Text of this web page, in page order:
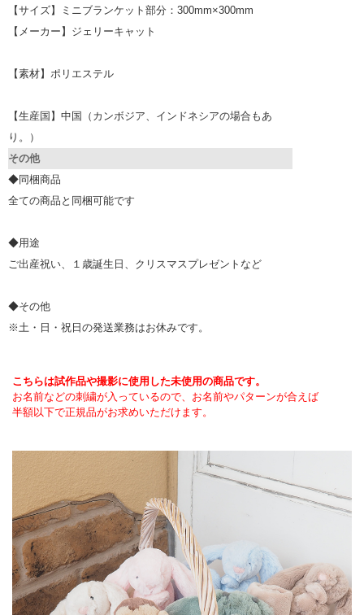
【サイズ】ミニブランケット部分：300mm×300mm
【メーカー】ジェリーキャット
【素材】ポリエステル
【生産国】中国（カンボジア、インドネシアの場合もあ
り。）
その他
◆同梱商品
全ての商品と同梱可能です
◆用途
ご出産祝い、１歳誕生日、クリスマスプレゼントなど
◆その他
※土・日・祝日の発送業務はお休みです。
こちらは試作品や撮影に使用した未使用の商品です。
お名前などの刺繍が入っているので、お名前やパターンが合えば
半額以下で正規品がお求めいただけます。